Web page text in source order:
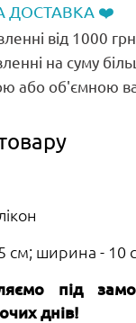
ДОСТАВКА ❤️
від 1000 грн
на суму
або об'ємною
см; ширина - 10
під
днів!